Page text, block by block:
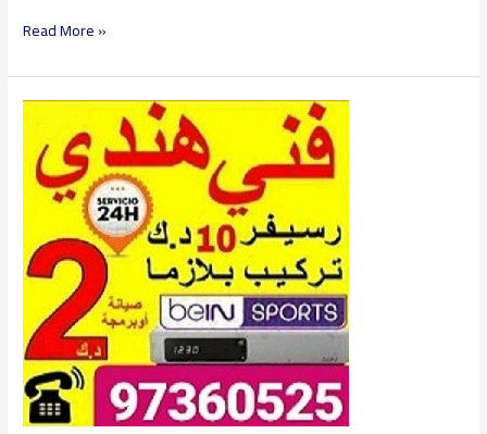
Read More »
تصليح
الستلايت
97360525